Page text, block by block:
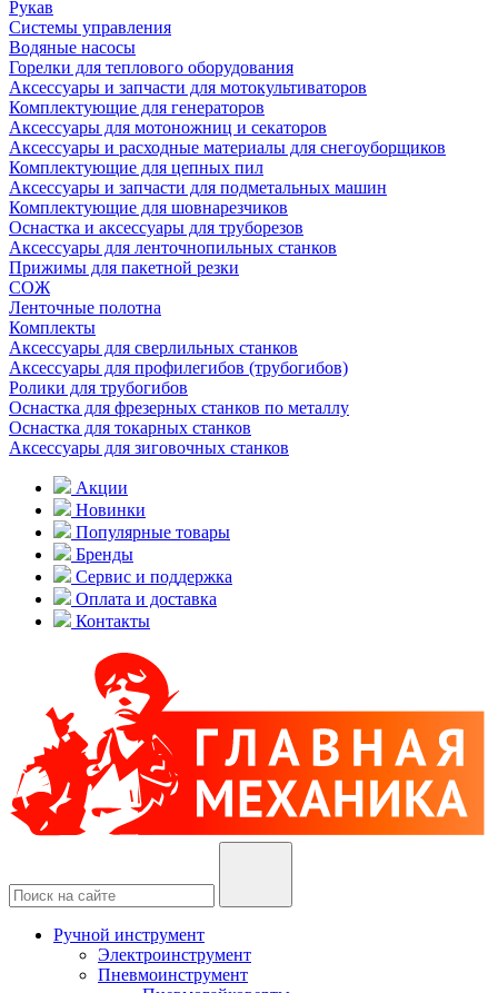
Рукав
Системы управления
Водяные насосы
Горелки для теплового оборудования
Аксессуары и запчасти для мотокультиваторов
Комплектующие для генераторов
Аксессуары для мотоножниц и секаторов
Аксессуары и расходные материалы для снегоуборщиков
Комплектующие для цепных пил
Аксессуары и запчасти для подметальных машин
Комплектующие для шовнарезчиков
Оснастка и аксессуары для труборезов
Аксессуары для ленточнопильных станков
Прижимы для пакетной резки
СОЖ
Ленточные полотна
Комплекты
Аксессуары для сверлильных станков
Аксессуары для профилегибов (трубогибов)
Ролики для трубогибов
Оснастка для фрезерных станков по металлу
Оснастка для токарных станков
Аксессуары для зиговочных станков
Акции
Новинки
Популярные товары
Бренды
Сервис и поддержка
Оплата и доставка
Контакты
Ручной инструмент
Электроинструмент
Пневмоинструмент